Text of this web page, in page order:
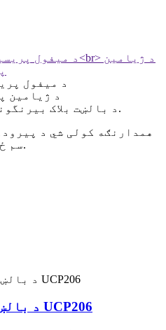
د میفول
د ژیامین
د بالښت بلاک بیرنگونو په جوړولو کې تخصص لري.
همدارنګه کولی شي د
سم ځانګړي بیرنگونه جوړ کړي.
د بالښت بلاک بیرینګ UCP206